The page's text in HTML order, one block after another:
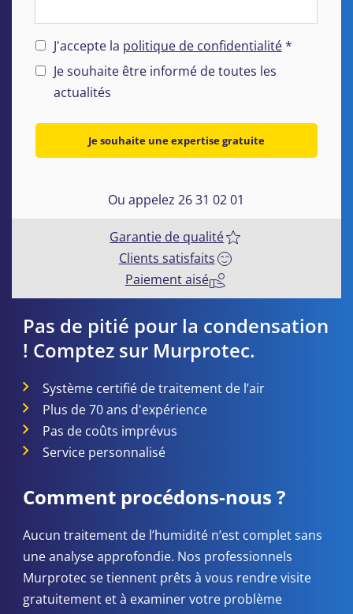
J'accepte la politique de confidentialité*
Je souhaite être informé de toutes les
actualités
Je souhaite une expertise gratuite
Ou appelez 26 31 02 01
Garantie de qualité
Clients satisfaits
Paiement aisé
Pas de pitié pour la condensation
! Comptez sur Murprotec.
Système certifié de traitement de l’air
Plus de 70 ans d'expérience
Pas de coûts imprévus
Service personnalisé
Comment procédons-nous ?
Aucun traitement de l’humidité n’est complet sans
une analyse approfondie. Nos professionnels
Murprotec se tiennent prêts à vous rendre visite
gratuitement et à examiner votre problème